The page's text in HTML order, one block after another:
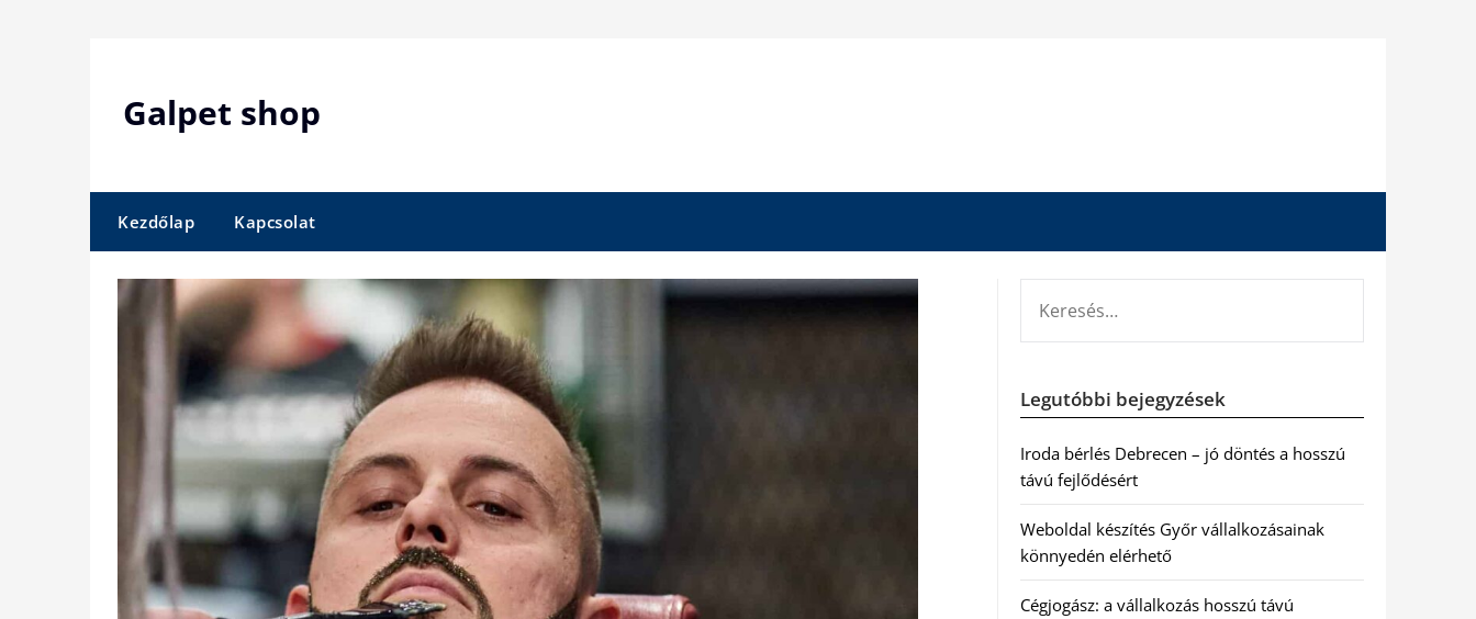
Galpet shop
Kezdőlap Kapcsolat
Legutóbbi bejegyzések
Iroda bérlés Debrecen – jó döntés a hosszú
távú fejlődésért
Weboldal készítés Győr vállalkozásainak
könnyedén elérhető
Cégjogász: a vállalkozás hosszú távú